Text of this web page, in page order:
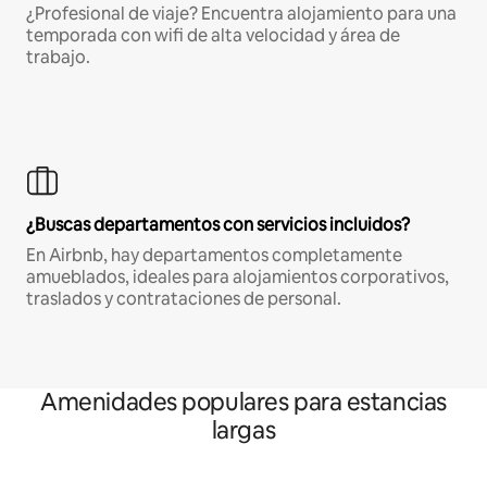
¿Profesional de viaje? Encuentra alojamiento para una
temporada con wifi de alta velocidad y área de
trabajo.
¿Buscas departamentos con servicios incluidos?
En Airbnb, hay departamentos completamente
amueblados, ideales para alojamientos corporativos,
traslados y contrataciones de personal.
Amenidades populares para estancias
largas